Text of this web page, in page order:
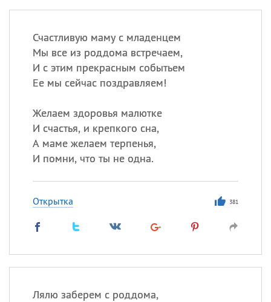
Счастливую маму с младенцем
Мы все из роддома встречаем,
И с этим прекрасным событьем
Ее мы сейчас поздравляем!
Желаем здоровья малютке
И счастья, и крепкого сна,
А маме желаем терпенья,
И помни, что ты не одна.
Открытка 381
Лялю заберем с роддома,